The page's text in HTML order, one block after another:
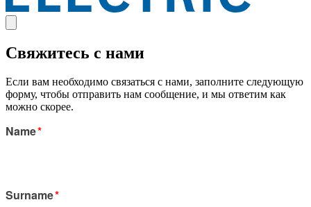
Свяжитесь с нами
Если вам необходимо связаться с нами, заполните следующую
форму, чтобы отправить нам сообщение, и мы ответим как
можно скорее.
Name*
Surname*